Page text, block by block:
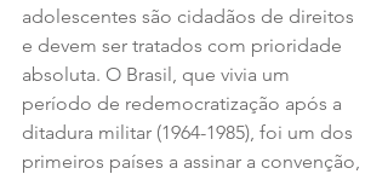
adolescentes são cidadãos de direitos
e devem ser tratados com prioridade
absoluta. O Brasil, que vivia um
período de redemocratização após a
ditadura militar (1964-1985), foi um dos
primeiros países a assinar a convenção,